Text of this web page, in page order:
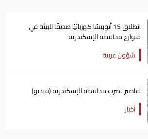
انطلاق 15 أتوبيسًا كهربائيًا صديقًا للبيئة في
شوارع محافظة الإسكندرية
شؤون عربية
اعاصير تضرب محافظة الإسكندرية (فيديو)
أخبار